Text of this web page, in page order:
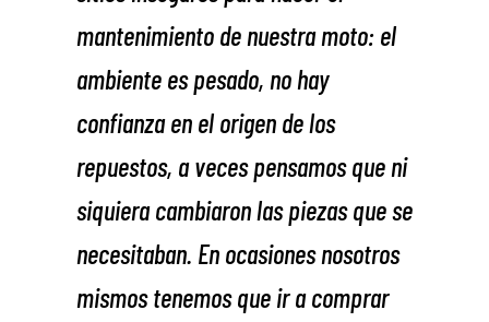
mantenimiento de nuestra moto: el
ambiente es pesado, no hay
confianza en el origen de los
repuestos, a veces pensamos que ni
siquiera cambiaron las piezas que se
necesitaban. En ocasiones nosotros
mismos tenemos que ir a comprar